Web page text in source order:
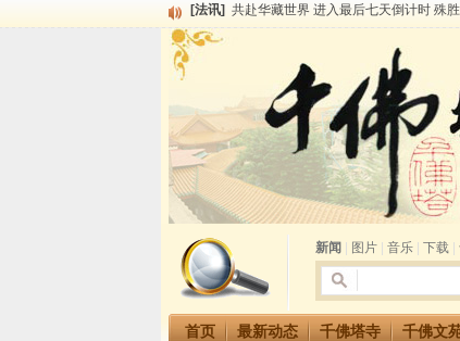
[法讯] 千佛塔寺阅藏堂周末阅藏报名通知
[法讯]
[法讯]
本寺方丈上明下慧尼和尚开讲《六祖坛
2015-3-26师父于法堂对大众的开示
[法讯]
广东千佛塔寺云门佛学院女众部 2016
[法讯] 恭请海涛法师莅临千佛塔寺弘法
[法讯]
2014年七月大法会 祈福息灾地藏七 冥
[法讯]
千佛塔寺云门佛学院女众部2014年招生
[法讯]
千佛塔寺兴建佛学院综合大楼缘起
[法讯] 共赴华藏世界 进入最后七天倒计时 殊
新闻
图片| 音乐| 下载|
首页 最新动态 千佛塔寺 千佛文